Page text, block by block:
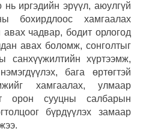
нь иргэдийн эрүүл, аюулгүй
бохирдлоос хамгаалах
чадвар, бодит орлогод
авах боломж, сонголтыг
санхүүжилтийн хүртээмж,
бага өртөгтэй
хамгаалах, улмаар
орон сууцны салбарын
бүрдүүлэх замаар